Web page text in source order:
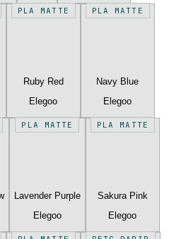
PLA MATTE
Ruby Red
Elegoo
PLA MATTE
Navy Blue
Elegoo
PLA MATTE
Lavender Purple
Elegoo
PLA MATTE
Sakura Pink
Elegoo